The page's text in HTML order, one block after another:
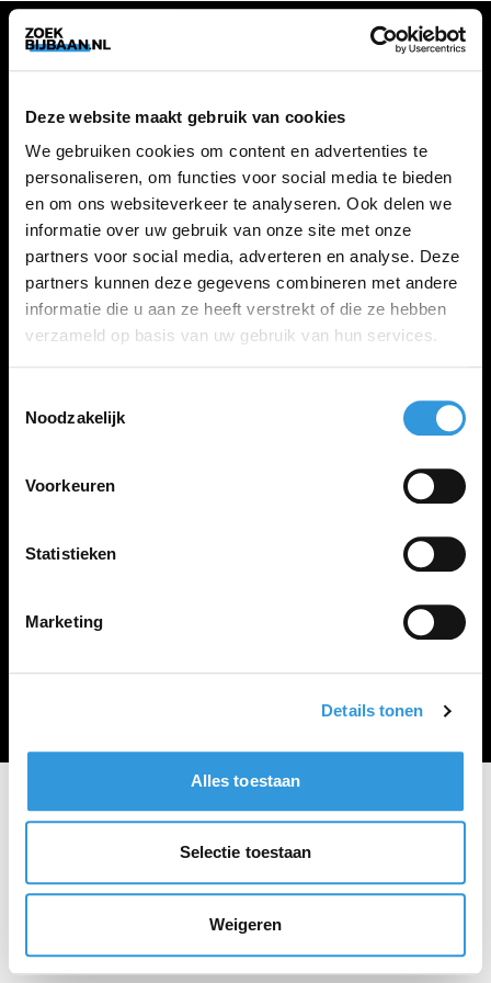
Deze website maakt gebruik van cookies
We gebruiken cookies om content en advertenties te
personaliseren, om functies voor social media te bieden
en om ons websiteverkeer te analyseren. Ook delen we
informatie over uw gebruik van onze site met onze
partners voor social media, adverteren en analyse. Deze
partners kunnen deze gegevens combineren met andere
informatie die u aan ze heeft verstrekt of die ze hebben
verzameld op basis van uw gebruik van hun services.
Noodzakelijk
Voorkeuren
Statistieken
Marketing
Details tonen
Alles toestaan
Selectie toestaan
Weigeren
ZOEKBIJBAAN
FAQ
Kennis maken met MELON
VACATURES
Alle vacatures